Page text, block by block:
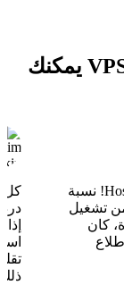
استضافة Docker على خادم VPS يمكنك
أنا سعيد للغاية باستضافة VPS من Hostinger! نسبة
تشغيل
كان